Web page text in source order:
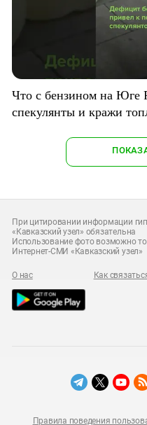
Что с бензином на Юге
спекулянты и кражи
При цитировании информации
«Кавказский узел» обязательна
Использование фото возможно
Интернет-СМИ «Кавказский узел»
О нас Как
Правила поведения